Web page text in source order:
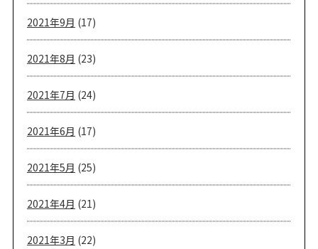
2021年9月 (17)
2021年8月 (23)
2021年7月 (24)
2021年6月 (17)
2021年5月 (25)
2021年4月 (21)
2021年3月 (22)